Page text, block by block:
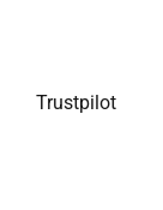
Trustpilot